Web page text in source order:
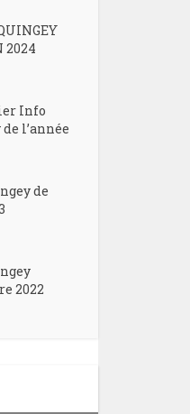
2024
Info
l’année
de
2022